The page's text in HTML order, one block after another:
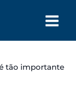
tão importante